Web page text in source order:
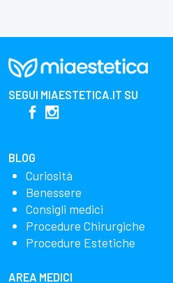
SEGUI MIAESTETICA.IT SU
BLOG
Curiosità
Benessere
Consigli medici
Procedure Chirurgiche
Procedure Estetiche
AREA MEDICI